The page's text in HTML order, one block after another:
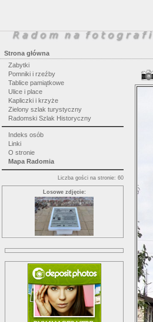
Strona główna
Zabytki
Pomniki i rzeźby
Tablice pamiątkowe
Ulice i place
Kapliczki i krzyże
Zielony szlak turystyczny
Radomski Szlak Historyczny
Indeks osób
Linki
O stronie
Mapa Radomia
Liczba gości na stronie: 60
Losowe zdjęcie: